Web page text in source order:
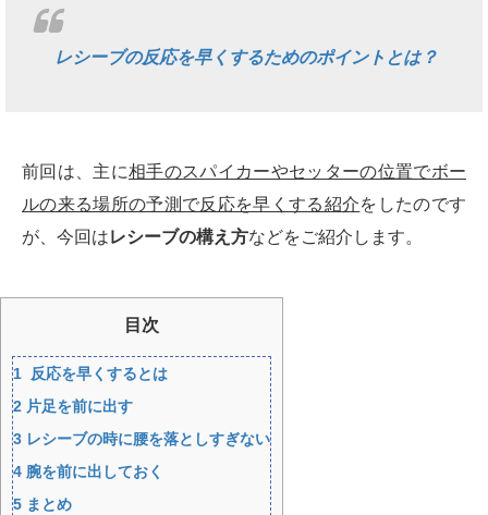
レシーブの反応を早くするためのポイントとは？
前回は、主に相手のスパイカーやセッターの位置でボー
ルの来る場所の予測で反応を早くする紹介をしたのです
が、今回はレシーブの構え方などをご紹介します。
目次
1 反応を早くするとは
2 片足を前に出す
3 レシーブの時に腰を落としすぎない
4 腕を前に出しておく
5 まとめ